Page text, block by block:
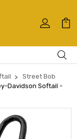
Street Bob
Davidson Softail -